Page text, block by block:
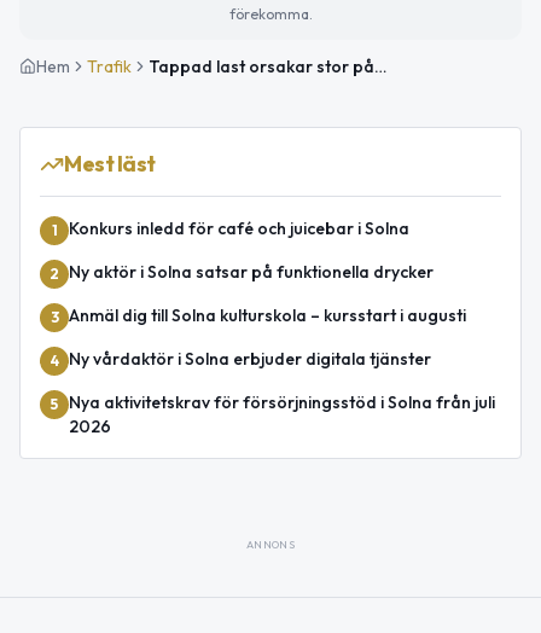
förekomma.
Hem Trafik Tappad last orsakar stor påverkan vid Trafikplats Frösunda
Mest läst
1 Konkurs inledd för café och juicebar i Solna
2 Ny aktör i Solna satsar på funktionella drycker
3 Anmäl dig till Solna kulturskola – kursstart i augusti
4 Ny vårdaktör i Solna erbjuder digitala tjänster
5
Nya aktivitetskrav för försörjningsstöd i Solna från juli
2026
ANNONS